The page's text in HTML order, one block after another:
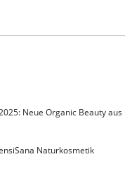
Neue Organic Beauty aus
Naturkosmetik